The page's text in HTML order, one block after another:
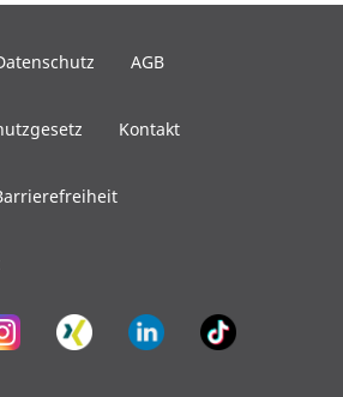
AGB
Kontakt